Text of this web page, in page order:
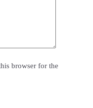
browser for the